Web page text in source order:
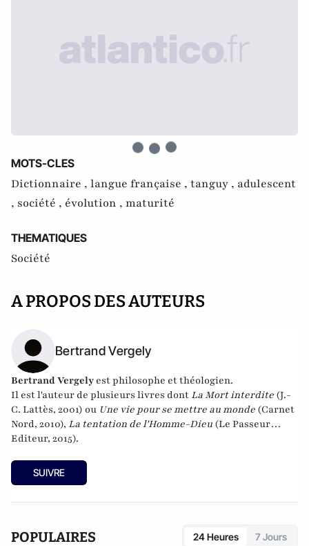
MOTS-CLES
Dictionnaire , langue française , tanguy , adulescent
, société , évolution , maturité
THEMATIQUES
Société
A PROPOS DES AUTEURS
Bertrand Vergely
Bertrand Vergely est philosophe et théologien.
Il est l'auteur de plusieurs livres dont La Mort interdite (J.-
C. Lattès, 2001) ou Une vie pour se mettre au monde (Carnet
Nord, 2010), La tentation de l'Homme-Dieu (Le Passeur
Editeur, 2015).
SUIVRE
POPULAIRES 24 Heures 7 Jours